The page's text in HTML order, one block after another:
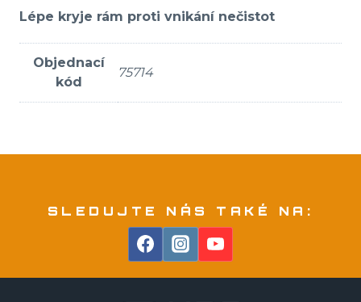
Lépe kryje rám proti vnikání nečistot
Objednací
kód
75714
SLEDUJTE NÁS TAKÉ NA: